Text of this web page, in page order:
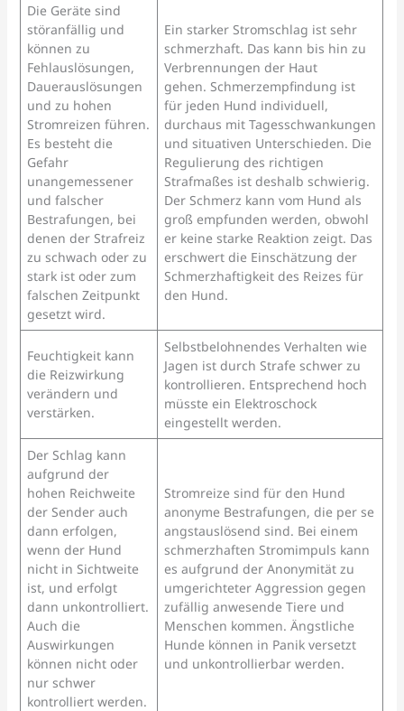
Die Geräte sind
störanfällig und
können zu
Fehlauslösungen,
Dauerauslösungen
und zu hohen
Stromreizen führen.
Es besteht die
Gefahr
unangemessener
und falscher
Bestrafungen, bei
denen der Strafreiz
zu schwach oder zu
stark ist oder zum
falschen Zeitpunkt
gesetzt wird.
Ein starker Stromschlag ist sehr
schmerzhaft. Das kann bis hin zu
Verbrennungen der Haut
gehen. Schmerzempfindung ist
für jeden Hund individuell,
durchaus mit Tagesschwankungen
und situativen Unterschieden. Die
Regulierung des richtigen
Strafmaßes ist deshalb schwierig.
Der Schmerz kann vom Hund als
groß empfunden werden, obwohl
er keine starke Reaktion zeigt. Das
erschwert die Einschätzung der
Schmerzhaftigkeit des Reizes für
den Hund.
Feuchtigkeit kann
die Reizwirkung
verändern und
verstärken.
Selbstbelohnendes Verhalten wie
Jagen ist durch Strafe schwer zu
kontrollieren. Entsprechend hoch
müsste ein Elektroschock
eingestellt werden.
Der Schlag kann
aufgrund der
hohen Reichweite
der Sender auch
dann erfolgen,
wenn der Hund
nicht in Sichtweite
ist, und erfolgt
dann unkontrolliert.
Auch die
Auswirkungen
können nicht oder
nur schwer
kontrolliert werden.
Stromreize sind für den Hund
anonyme Bestrafungen, die per se
angstauslösend sind. Bei einem
schmerzhaften Stromimpuls kann
es aufgrund der Anonymität zu
umgerichteter Aggression gegen
zufällig anwesende Tiere und
Menschen kommen. Ängstliche
Hunde können in Panik versetzt
und unkontrollierbar werden.